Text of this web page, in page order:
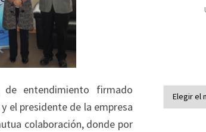
de entendimiento firmado
el presidente de la empresa
colaboración, donde por